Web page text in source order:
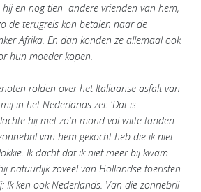
en nog tien andere vrienden van hem,
de terugreis kon betalen naar de
Afrika. En dan konden ze allemaal ook
hun moeder kopen.
rolden over het Italiaanse asfalt van
in het Nederlands zei: 'Dat is
hij met zo'n mond vol witte tanden
van hem gekocht heb die ik niet
Ik dacht dat ik niet meer bij kwam
natuurlijk zoveel van Hollandse toeristen
Ik ken ook Nederlands. Van die zonnebril